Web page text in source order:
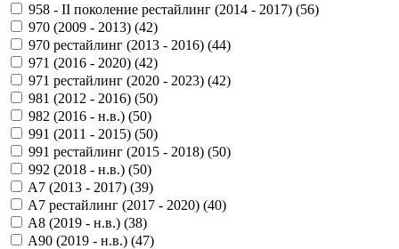
958 - II поколение рестайлинг (2014 - 2017) (56)
970 (2009 - 2013) (42)
970 рестайлинг (2013 - 2016) (44)
971 (2016 - 2020) (42)
971 рестайлинг (2020 - 2023) (42)
981 (2012 - 2016) (50)
982 (2016 - н.в.) (50)
991 (2011 - 2015) (50)
991 рестайлинг (2015 - 2018) (50)
992 (2018 - н.в.) (50)
A7 (2013 - 2017) (39)
A7 рестайлинг (2017 - 2020) (40)
A8 (2019 - н.в.) (38)
A90 (2019 - н.в.) (47)